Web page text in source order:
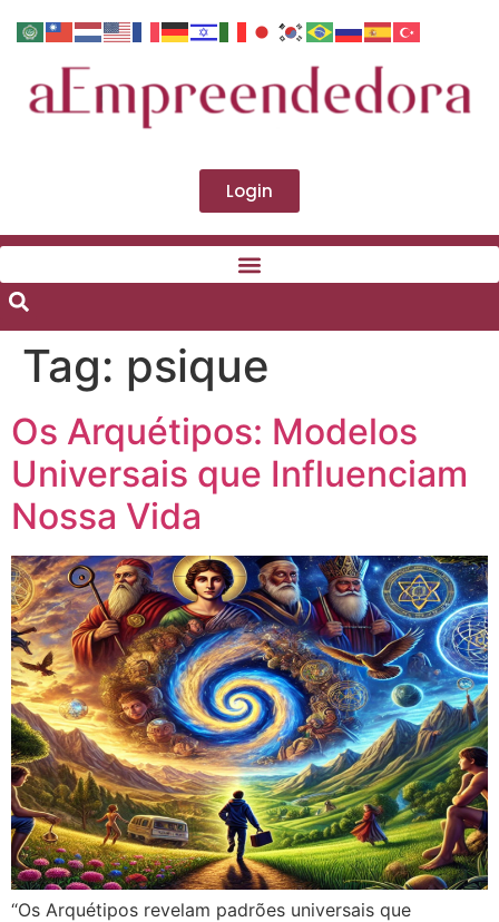
Login
Tag: psique
Os Arquétipos: Modelos
Universais que Influenciam
Nossa Vida
“Os Arquétipos revelam padrões universais que